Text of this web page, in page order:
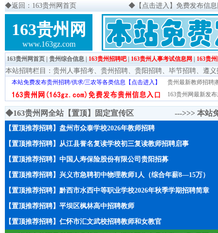
◆返回：163贵州网首页 ◆ 【点击进入】免费发布信
163贵州网
www.163gz.com
163贵州网首页 贵州综合信息 163贵州招聘吧| 163贵州人事考试信息网 163贵
本站招聘栏目： 贵州人事招考、 贵州招聘、 贵阳招聘、 毕节招聘、 遵义
本站免费发布贵州招聘/供求/三农等各类信息【点击进入】
贵州最新教师招聘|
163贵州网最新发
◆163贵州网全站【置顶】固定宣传区 --->>> 本站
【置顶推荐招聘】盘州市众泰学校2026年教师招聘
【置顶推荐招聘】从江县誉名复读学校初三复读教师招聘启事
【置顶推荐招聘】中国人寿保险股份有限公司贵阳招募
【置顶推荐招聘】兴义市急聘初中物理教师1人（综合年薪8—15万）
【置顶推荐招聘】黔西市水西中等职业学校2026年秋季学期招聘简章
【置顶推荐招聘】平坝区枫林高中招聘教师
【置顶推荐招聘】仁怀市汇文武校招聘教师和女教官